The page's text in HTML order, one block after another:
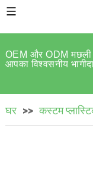
OEM और ODM मछली
आपका विश्वसनीय
घर कस्टम